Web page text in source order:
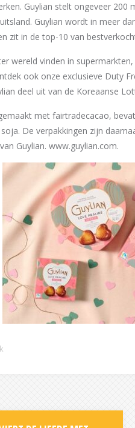
Guylian stelt ongeveer
Guylian wordt in meer
zit in de top-10 van
wereld vinden in
ook onze exclusieve Duty
deel uit van de Koreaanse
met fairtradecacao,
De verpakkingen zijn
Guylian. www.guylian.com.